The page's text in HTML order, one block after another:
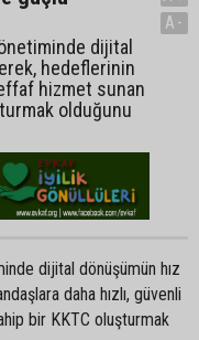
dijital
hedeflerinin
hizmet sunan
olduğunu
A-
dijital dönüşümün hız
daha hızlı, güvenli
bir KKTC oluşturmak